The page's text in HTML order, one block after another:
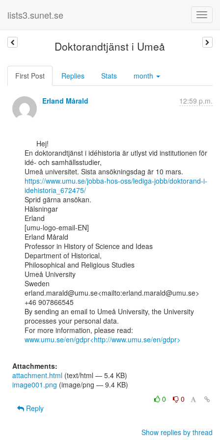
lists3.sunet.se
Doktorandtjänst i Umeå
First Post Replies Stats month
Erland Mårald 12:59 p.m.
En doktorandtjänst i idéhistoria är utlyst vid institutionen för
idé- och samhällsstudier,
https://www.umu.se/jobba-hos-oss/lediga-jobb/doktorand-i-
idehistoria_672475/
Sprid gärna ansökan.
Hälsningar
Erland
[umu-logo-email-EN]
Erland Mårald
Professor in History of Science and Ideas
Department of Historical,
Philosophical and Religious Studies
Umeå University
Sweden
erland.marald@umu.se<mailto:erland.marald@umu.se>
+46 907866545
By sending an email to Umeå University, the University
processes your personal data.
www.umu.se/en/gdpr<http://www.umu.se/en/gdpr>
Attachments:
attachment.html (text/html — 5.4 KB)
image001.png (image/png — 9.4 KB)
0
0
Reply
Show replies by thread